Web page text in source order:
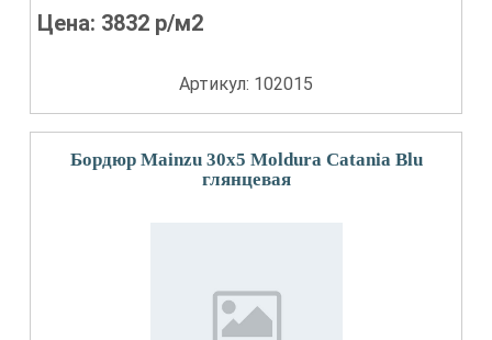
Цена: 3832 р/м2
Артикул: 102015
Бордюр Mainzu 30x5 Moldura Catania Blu
глянцевая